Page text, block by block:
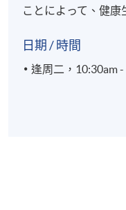
ことによって、健康
日期 / 時間
逢周二，10:30am